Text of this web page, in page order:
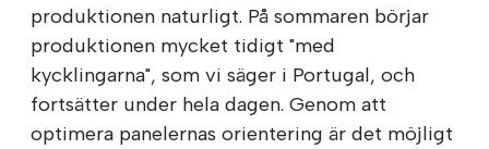
produktionen naturligt. På sommaren börjar
produktionen mycket tidigt "med
kycklingarna", som vi säger i Portugal, och
fortsätter under hela dagen. Genom att
optimera panelernas orientering är det möjligt